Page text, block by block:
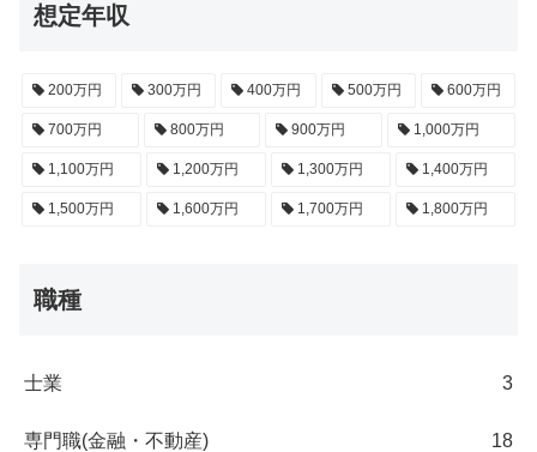
想定年収
200万円 300万円 400万円 500万円 600万円
700万円 800万円 900万円 1,000万円
1,100万円 1,200万円 1,300万円 1,400万円
1,500万円 1,600万円 1,700万円 1,800万円
職種
士業 3
専門職(金融・不動産) 18